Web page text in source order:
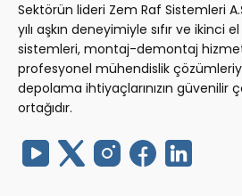
Sektörün lideri Zem Raf Sistemleri
yılı aşkın deneyimiyle sıfır ve ikinci
sistemleri, montaj-demontaj
profesyonel mühendislik
depolama ihtiyaçlarınızın güvenilir
ortağıdır.